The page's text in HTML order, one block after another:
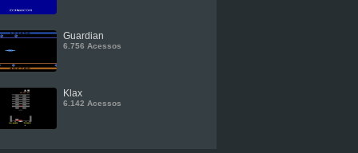
Guardian
6.756 Acessos
Klax
6.142 Acessos